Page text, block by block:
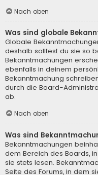
Nach oben
Was sind globale
Globale
deshalb solltest du sie so
Bekanntmachungen
ebenfalls in deinem
Bekanntmachung
durch die Board-
ab.
Nach oben
Was sind
Bekanntmachungen
dem Bereich des Boards,
sie stets lesen.
Seite des Forums, in dem